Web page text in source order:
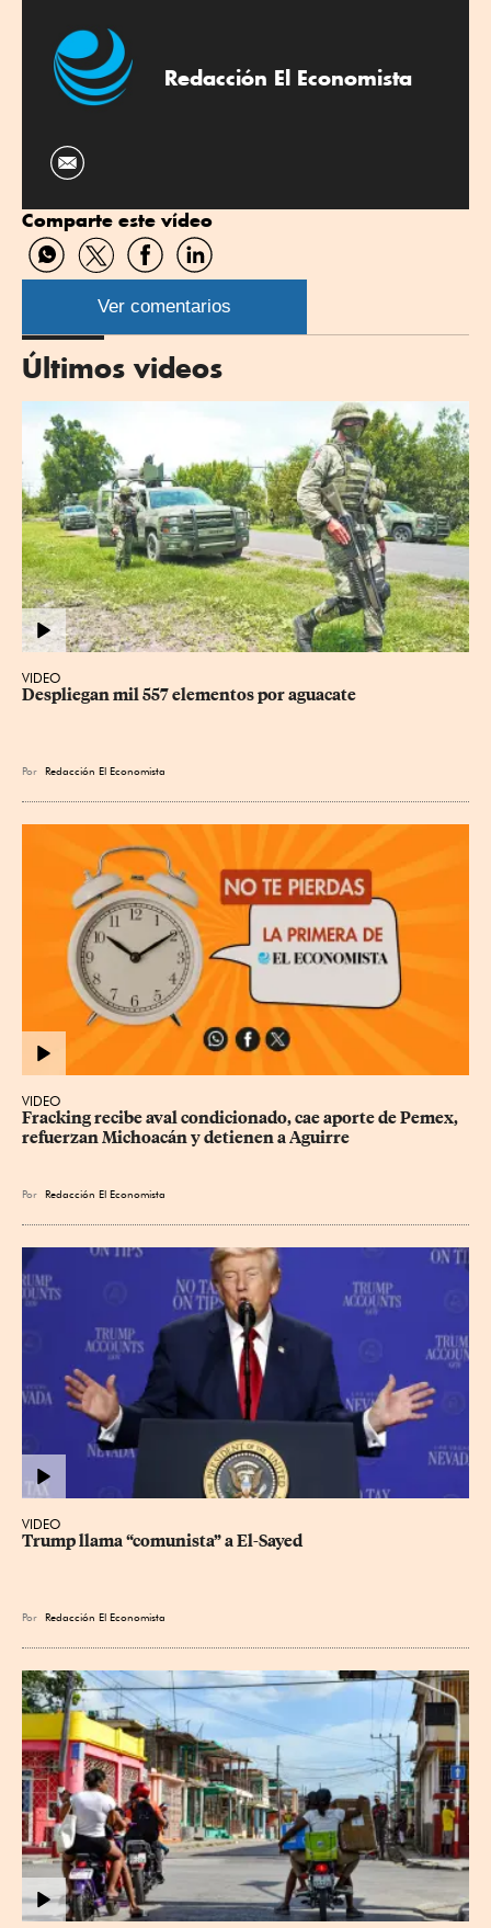
Redacción El Economista
Comparte este vídeo
Compartir
por
WhatsApp
Compartir
por
Twitter
Compartir
por
Facebook
Compartir
por
Linkedin
Ver comentarios
Últimos videos
VIDEO
Despliegan mil 557 elementos por aguacate
Por Redacción El Economista
VIDEO
Fracking recibe aval condicionado, cae aporte de Pemex,
refuerzan Michoacán y detienen a Aguirre
Por Redacción El Economista
VIDEO
Trump llama “comunista” a El-Sayed
Por Redacción El Economista